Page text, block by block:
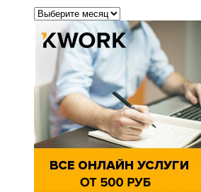
Архивы